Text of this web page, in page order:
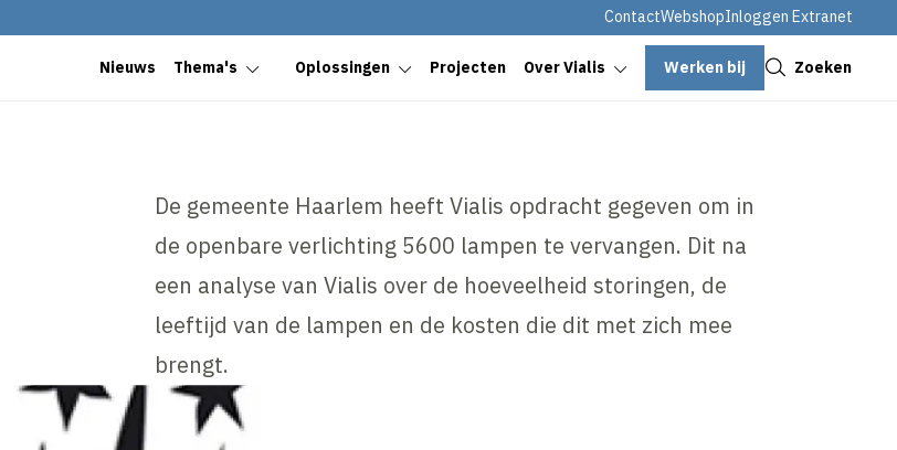
ContactWebshopInloggen Extranet
Nieuws Thema's Oplossingen Projecten Over Vialis Werken bij Zoeken
De gemeente Haarlem heeft Vialis opdracht gegeven om in
de openbare verlichting 5600 lampen te vervangen. Dit na
een analyse van Vialis over de hoeveelheid storingen, de
leeftijd van de lampen en de kosten die dit met zich mee
brengt.
Sluiten